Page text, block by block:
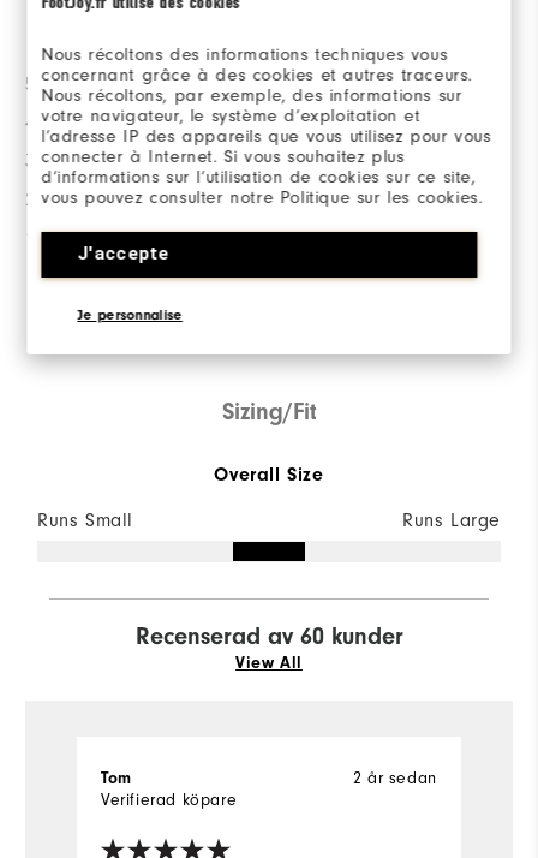
Nous récoltons des informations techniques vous
concernant grâce à des cookies et autres traceurs.
Nous récoltons, par exemple, des informations sur
votre navigateur, le système d’exploitation et
l’adresse IP des appareils que vous utilisez pour vous
connecter à Internet. Si vous souhaitez plus
d’informations sur l’utilisation de cookies sur ce site,
vous pouvez consulter notre Politique sur les cookies.
J'accepte
Je personnalise
5 stjärnor 51
4 stjärnor
3 stjärnor
2 stjärnor 1
1 stjärna 2
92%
Sizing/Fit
Overall Size
Runs Small Runs Large
Recenserad av 60 kunder
View All
2 år sedan
Tom
Verifierad köpare